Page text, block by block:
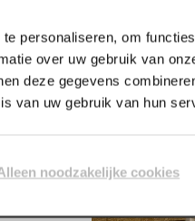
personaliseren, om
over uw gebruik van
deze gegevens
van uw gebruik van hun
noodzakelijke cookies